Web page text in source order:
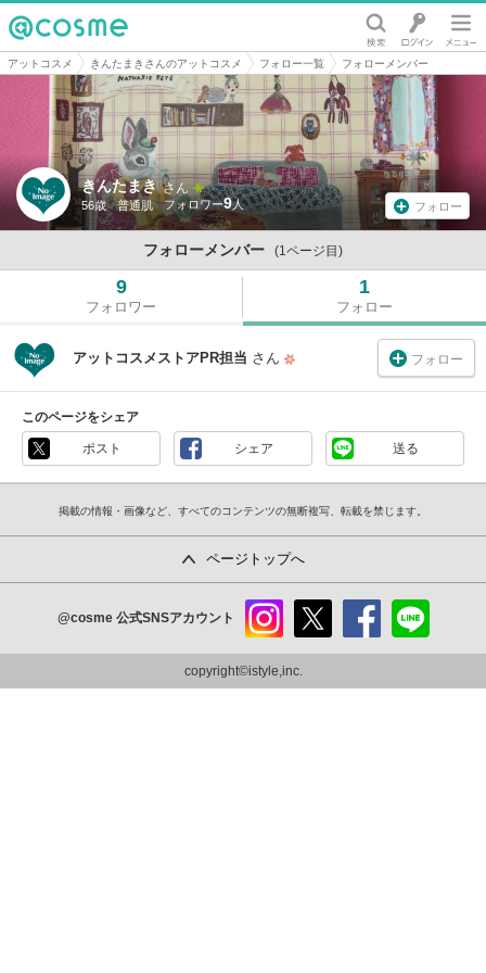
@cosme
アットコスメ きんたまきさんのアットコスメ フォロー一覧 フォローメンバー
きんたまき さん
56歳 普通肌 9 フォロー
フォローメンバー (1ページ目)
9
フォロワー
1
フォロー
アットコスメストアPR担当 さん フォロー
このページをシェア
ポスト シェア 送る
掲載の情報・画像など、すべてのコンテンツの無断複写、転載を禁じます。
ページトップへ
@cosme 公式SNSアカウント
ram
copyright©istyle,inc.